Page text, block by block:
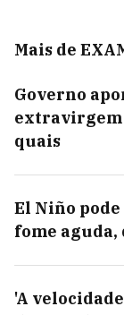
Mais de
Governo
extravirgem
quais
El Niño pode
fome aguda,
'A